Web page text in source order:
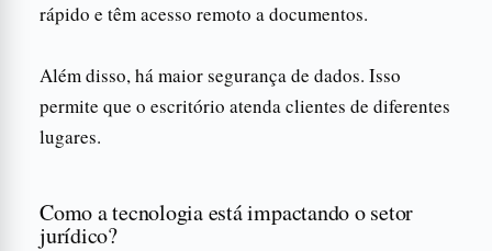
rápido e têm acesso remoto a documentos.
Além disso, há maior segurança de dados. Isso
permite que o escritório atenda clientes de diferentes
lugares.
Como a tecnologia está impactando o setor
jurídico?